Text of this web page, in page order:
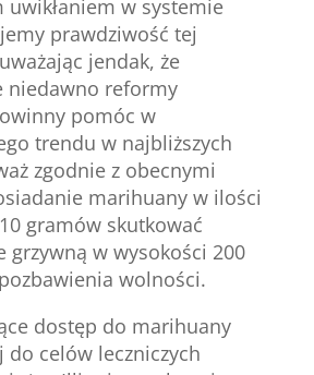
uwikłaniem w systemie
prawdziwość tej
jendak, że
niedawno reformy
pomóc w
trendu w najbliższych
zgodnie z obecnymi
marihuany w ilości
gramów skutkować
grzywną w wysokości 200
wolności.
dostęp do marihuany
do celów leczniczych